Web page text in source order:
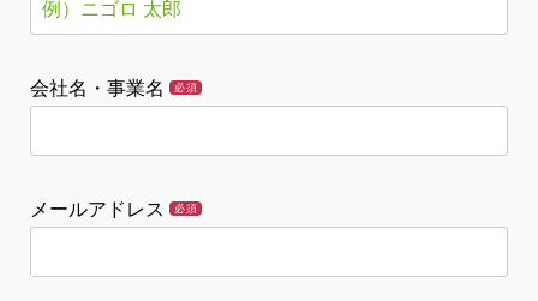
会社名・事業名 必須
メールアドレス 必須